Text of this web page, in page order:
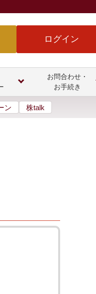
ログイン
お問合わせ・
お手続き
ン 株talk